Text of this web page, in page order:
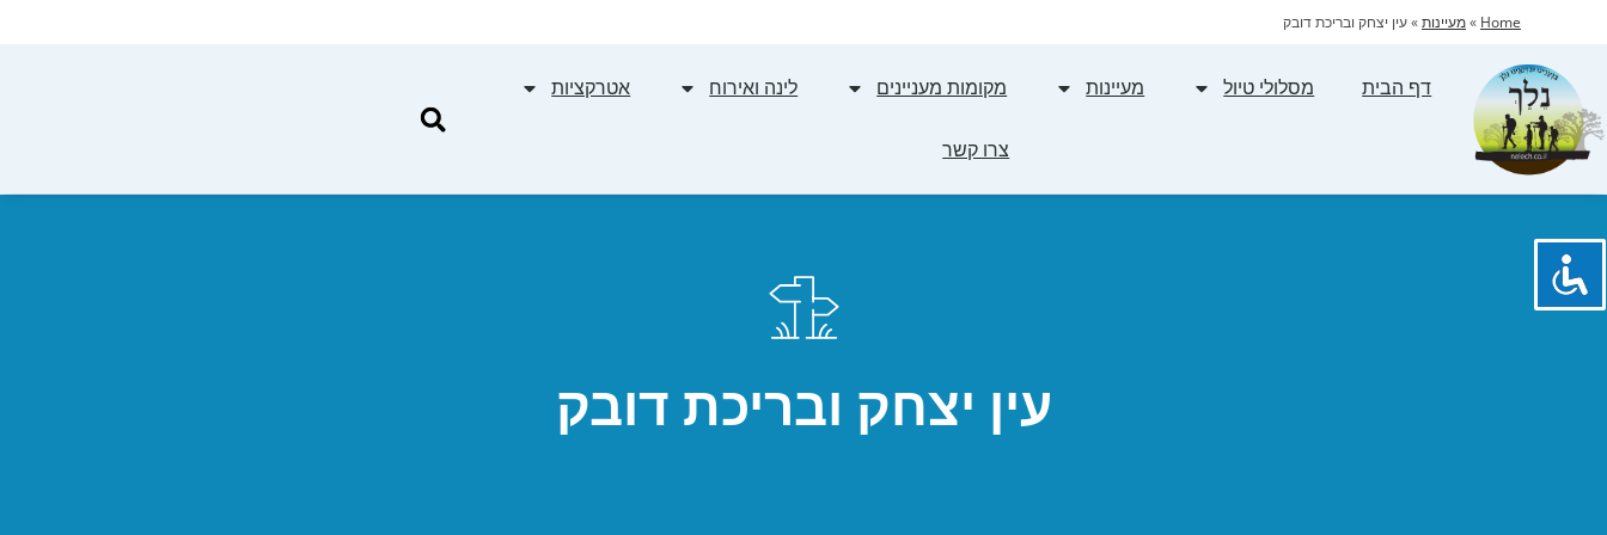
Home
»מעיינות»עין יצחק ובריכת דובק
דף הבית מסלולי טיול מעיינות מקומות מעניינים לינה ואירוח אטרקציות
צרו קשר
עין יצחק ובריכת דובק